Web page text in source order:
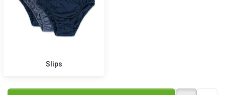
Slips